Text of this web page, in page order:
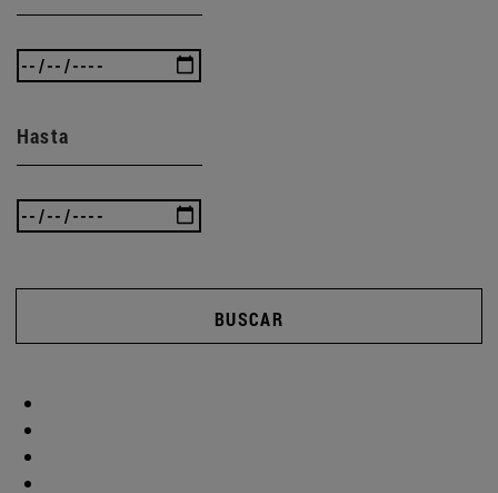
Hasta
BUSCAR